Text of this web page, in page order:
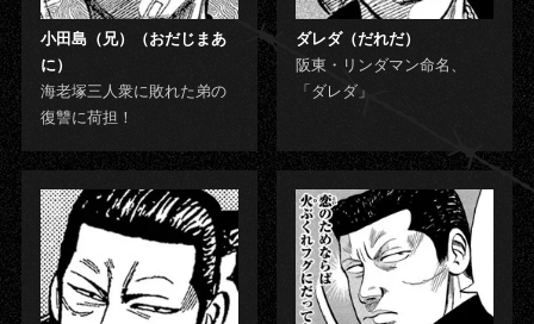
小田島（兄）（おだじまあ
に）
海老塚三人衆に敗れた弟の
復讐に荷担！
ダレダ（だれだ）
阪東・リンダマン命名、
「ダレダ」